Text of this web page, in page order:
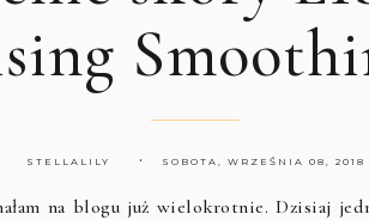
STELLALILY SOBOTA, WRZEŚNIA 08, 2018
na blogu już wielokrotnie. Dzisiaj